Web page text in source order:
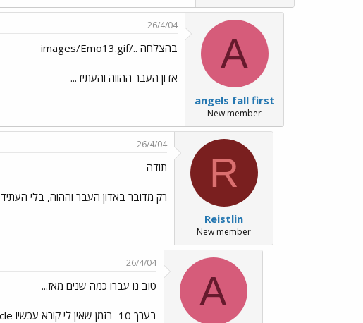
A
angels fall first
New member
26/4/04
בהצלחה ../images/Emo13.gif
אדון העבר ההווה והעתיד...
R
Reistlin
New member
26/4/04
תודה
רק מדובר באדון העבר וההוה, בלי העתיד
A
26/4/04
טוב נו עברו כמה שנים מאז...
בערך 10 בזמן שאין לי קורא עכשיו death gate cicle...